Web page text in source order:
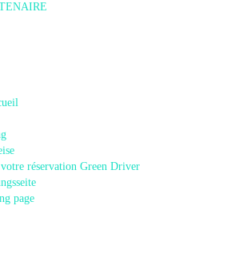
réservation Green Driver
page